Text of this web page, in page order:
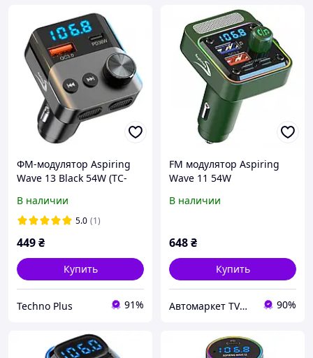
ФМ-модулятор Aspiring
Wave 13 Black 54W (TC-
В наличии
5.0 (1)
449₴
Купить
Techno Plus 91%
FM модулятор Aspiring
Wave 11 54W
В наличии
648₴
Купить
Автомаркет TVMusic 90%